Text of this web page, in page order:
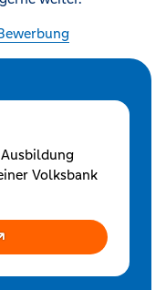
Volksbank